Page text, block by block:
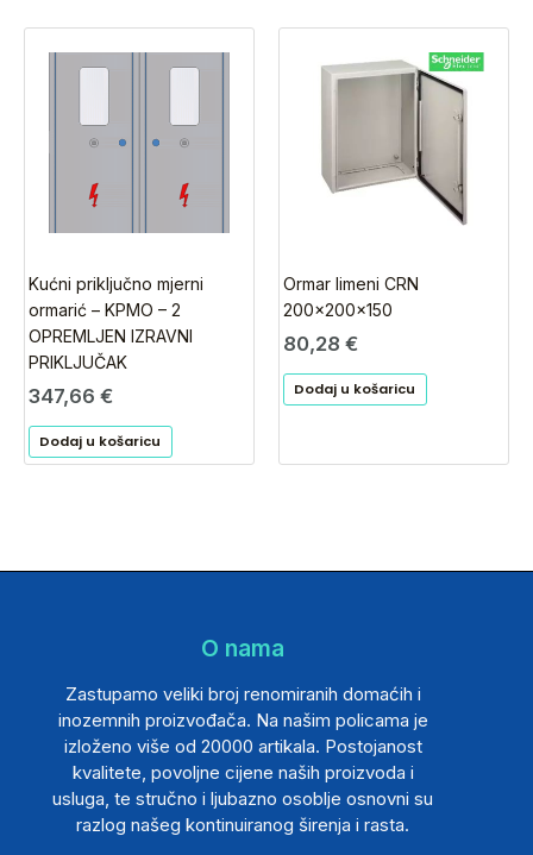
Kućni priključno mjerni
ormarić – KPMO – 2
OPREMLJEN IZRAVNI
PRIKLJUČAK
347,66 €
Dodaj u košaricu
Ormar limeni CRN
200x200x150
80,28 €
Dodaj u košaricu
O nama
Zastupamo veliki broj renomiranih domaćih i
inozemnih proizvođača. Na našim policama je
izloženo više od 20000 artikala. Postojanost
kvalitete, povoljne cijene naših proizvoda i
usluga, te stručno i ljubazno osoblje osnovni su
razlog našeg kontinuiranog širenja i rasta.